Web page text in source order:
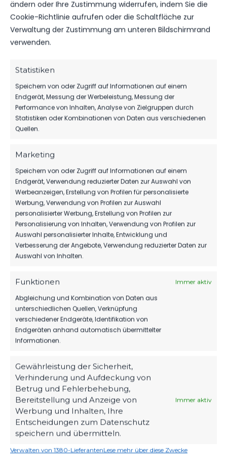
ändern oder Ihre Zustimmung widerrufen, indem Sie die
Cookie-Richtlinie aufrufen oder die Schaltfläche zur
Verwaltung der Zustimmung am unteren Bildschirmrand
verwenden.
Statistiken
Speichern von oder Zugriff auf Informationen auf einem
Endgerät, Messung der Werbeleistung, Messung der
Performance von Inhalten, Analyse von Zielgruppen durch
Statistiken oder Kombinationen von Daten aus verschiedenen
Quellen.
Marketing
Speichern von oder Zugriff auf Informationen auf einem
Endgerät, Verwendung reduzierter Daten zur Auswahl von
Werbeanzeigen, Erstellung von Profilen für personalisierte
Werbung, Verwendung von Profilen zur Auswahl
personalisierter Werbung, Erstellung von Profilen zur
Personalisierung von Inhalten, Verwendung von Profilen zur
Auswahl personalisierter Inhalte, Entwicklung und
Verbesserung der Angebote, Verwendung reduzierter Daten zur
Auswahl von Inhalten.
Funktionen Immer aktiv
Abgleichung und Kombination von Daten aus
unterschiedlichen Quellen, Verknüpfung
verschiedener Endgeräte, Identifikation von
Endgeräten anhand automatisch übermittelter
Informationen.
Gewährleistung der Sicherheit,
Verhinderung und Aufdeckung von
Betrug und Fehlerbehebung,
Bereitstellung und Anzeige von
Werbung und Inhalten, Ihre
Entscheidungen zum Datenschutz
speichern und übermitteln.
Immer aktiv
Verwalten von 1380-LieferantenLese mehr über diese Zwecke
DATUM
SO.., 19.
MAI 2024
13:00
Uhr
FSV 63
Luckenwalde
vs. BSG
Chemie
1:3
Nordost
2023/24
MI.., 21.
2024
19:00
Uhr
Chemie
Leipzig
vs. FSV 63
Luckenwalde
1:1
Nordost
2023/24
FR.., 10.
FEB.
2023
Uhr
BSG
Chemie
Leipzig
vs. FSV 63
1:2
Nordost
2022/23
FR.., 19.
AUG.
2022
19:00
Uhr
Luckenwalde
vs. BSG
Chemie
Leipzig
2:2
59'
Spieler 73'